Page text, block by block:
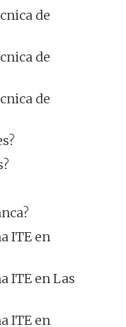
de
de
de
ITE en
ITE en Las
ITE en